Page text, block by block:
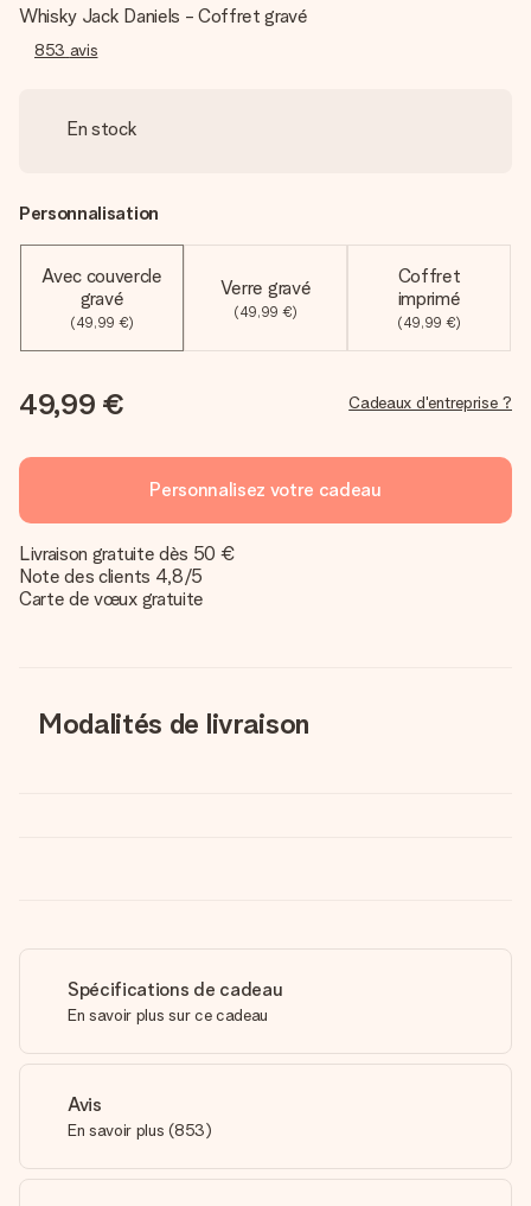
Whisky Jack Daniels - Coffret gravé
853 avis
En stock
Personnalisation
Avec couvercle
gravé
(49,99 €)
Verre gravé
(49,99 €)
Coffret
imprimé
(49,99 €)
49,99 € Cadeaux d'entreprise ?
Personnalisez votre cadeau
Livraison gratuite dès 50 €
Note des clients 4,8/5
Carte de vœux gratuite
Modalités de livraison
Spécifications de cadeau
En savoir plus sur ce cadeau
Avis
En savoir plus (853)